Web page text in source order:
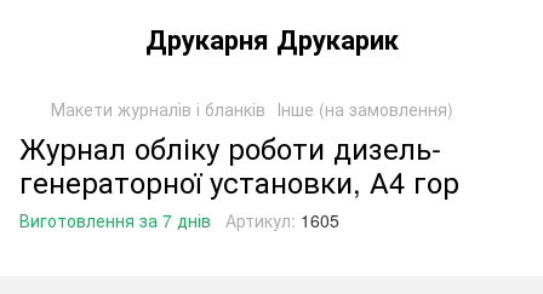
Друкарня Друкарик
Макети журналів і бланків Інше (на замовлення)
Журнал обліку роботи дизель-
генераторної установки, А4 гор
Виготовлення за 7 днів Артикул: 1605